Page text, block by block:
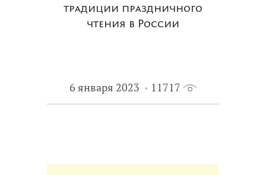
традиции праздничного
чтения в России
6 января 2023 11717